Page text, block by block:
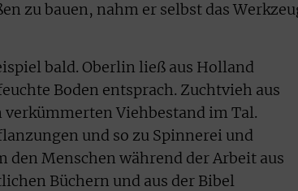
zu bauen, nahm er selbst das
bald. Oberlin ließ aus Holland
Boden entsprach. Zuchtvieh aus
Viehbestand im Tal.
und so zu Spinnerei und
den Menschen während der Arbeit aus
Büchern und aus der Bibel